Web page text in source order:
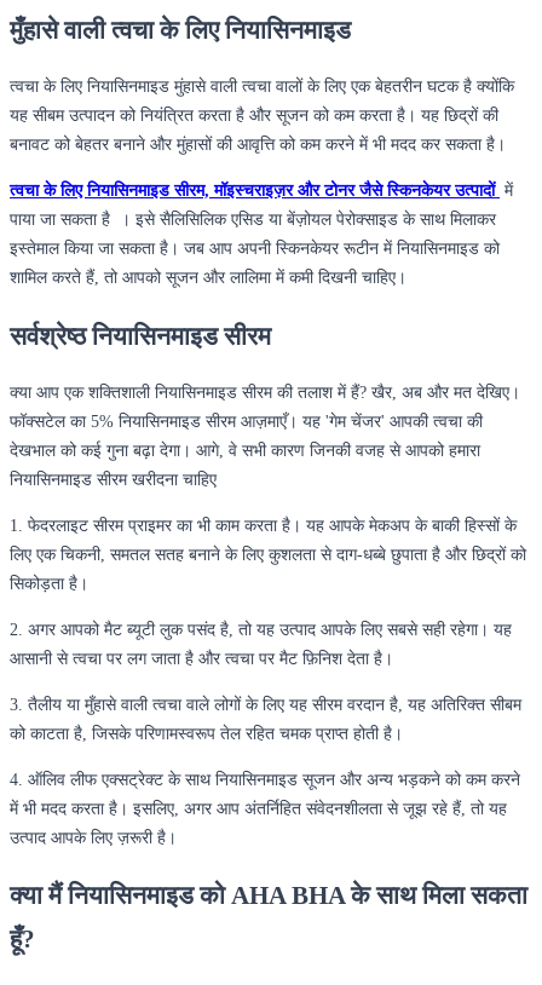
मुँहासे वाली त्वचा के लिए नियासिनमाइड
त्वचा के लिए नियासिनमाइड मुंहासे वाली त्वचा वालों के लिए एक बेहतरीन घटक है क्योंकि
यह सीबम उत्पादन को नियंत्रित करता है और सूजन को कम करता है। यह छिद्रों की
बनावट को बेहतर बनाने और मुंहासों की आवृत्ति को कम करने में भी मदद कर सकता है।
त्वचा के लिए नियासिनमाइड सीरम, मॉइस्चराइज़र और टोनर जैसे स्किनकेयर उत्पादों में
पाया जा सकता है । इसे सैलिसिलिक एसिड या बेंज़ोयल पेरोक्साइड के साथ मिलाकर
इस्तेमाल किया जा सकता है। जब आप अपनी स्किनकेयर रूटीन में नियासिनमाइड को
शामिल करते हैं, तो आपको सूजन और लालिमा में कमी दिखनी चाहिए।
सर्वश्रेष्ठ नियासिनमाइड सीरम
क्या आप एक शक्तिशाली नियासिनमाइड सीरम की तलाश में हैं? खैर, अब और मत देखिए।
फॉक्सटेल का 5% नियासिनमाइड सीरम आज़माएँ। यह 'गेम चेंजर' आपकी त्वचा की
देखभाल को कई गुना बढ़ा देगा। आगे, वे सभी कारण जिनकी वजह से आपको हमारा
नियासिनमाइड सीरम खरीदना चाहिए
1. फेदरलाइट सीरम प्राइमर का भी काम करता है। यह आपके मेकअप के बाकी हिस्सों के
लिए एक चिकनी, समतल सतह बनाने के लिए कुशलता से दाग-धब्बे छुपाता है और छिद्रों को
सिकोड़ता है।
2. अगर आपको मैट ब्यूटी लुक पसंद है, तो यह उत्पाद आपके लिए सबसे सही रहेगा। यह
आसानी से त्वचा पर लग जाता है और त्वचा पर मैट फ़िनिश देता है।
3. तैलीय या मुँहासे वाली त्वचा वाले लोगों के लिए यह सीरम वरदान है, यह अतिरिक्त सीबम
को काटता है, जिसके परिणामस्वरूप तेल रहित चमक प्राप्त होती है।
4. ऑलिव लीफ एक्सट्रेक्ट के साथ नियासिनमाइड सूजन और अन्य भड़कने को कम करने
में भी मदद करता है। इसलिए, अगर आप अंतर्निहित संवेदनशीलता से जूझ रहे हैं, तो यह
उत्पाद आपके लिए ज़रूरी है।
क्या मैं नियासिनमाइड को AHA BHA के साथ मिला सकता
हूँ?